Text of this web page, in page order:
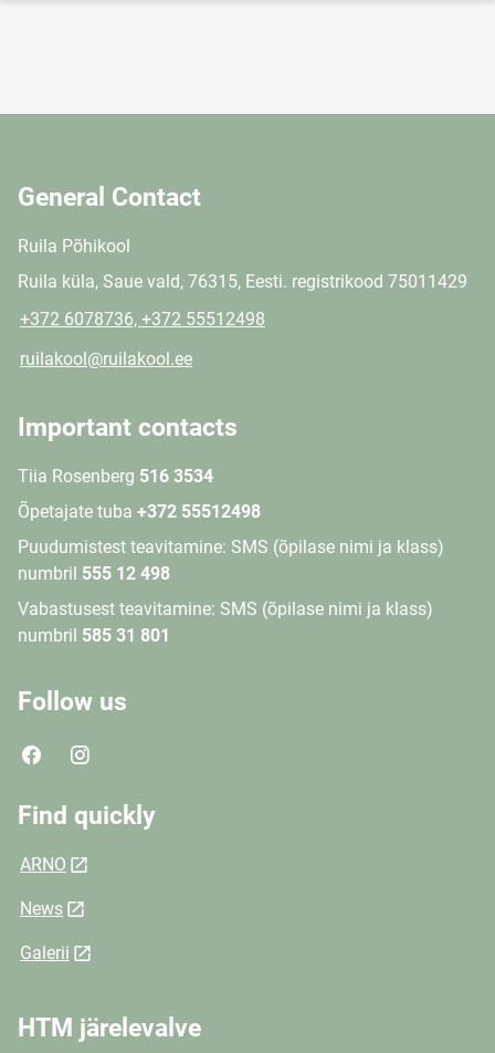
General Contact
Ruila Põhikool
Ruila küla, Saue vald, 76315, Eesti. registrikood 75011429
+372 6078736, +372 55512498
ruilakool@ruilakool.ee
Important contacts
Tiia Rosenberg 516 3534
Õpetajate tuba +372 55512498
Puudumistest teavitamine: SMS (õpilase nimi ja klass)
numbril 555 12 498
Vabastusest teavitamine: SMS (õpilase nimi ja klass)
numbril 585 31 801
Follow us
Find quickly
ARNO
News
Galerii
HTM järelevalve